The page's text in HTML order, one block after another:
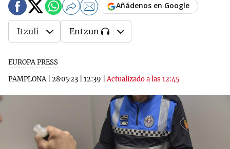
EUROPA PRESS
PAMPLONA| 28·05·23 12:39 |Actualizado a las 12:45
Añádenos en Google
Itzuli Entzun